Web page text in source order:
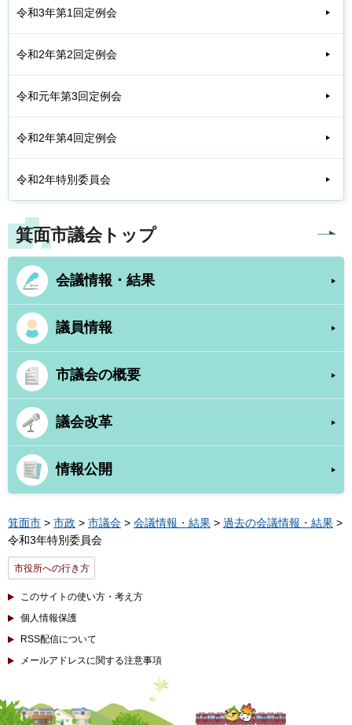
令和3年第1回定例会
令和2年第2回定例会
令和元年第3回定例会
令和2年第4回定例会
令和2年特別委員会
箕面市議会トップ
会議情報・結果
議員情報
市議会の概要
議会改革
情報公開
箕面市 > 市政 > 市議会 > 会議情報・結果 > 過去の会議情報・結果 >
令和3年特別委員会
市役所への行き方
このサイトの使い方・考え方
個人情報保護
RSS配信について
メールアドレスに関する注意事項